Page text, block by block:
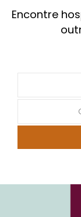
Encontre